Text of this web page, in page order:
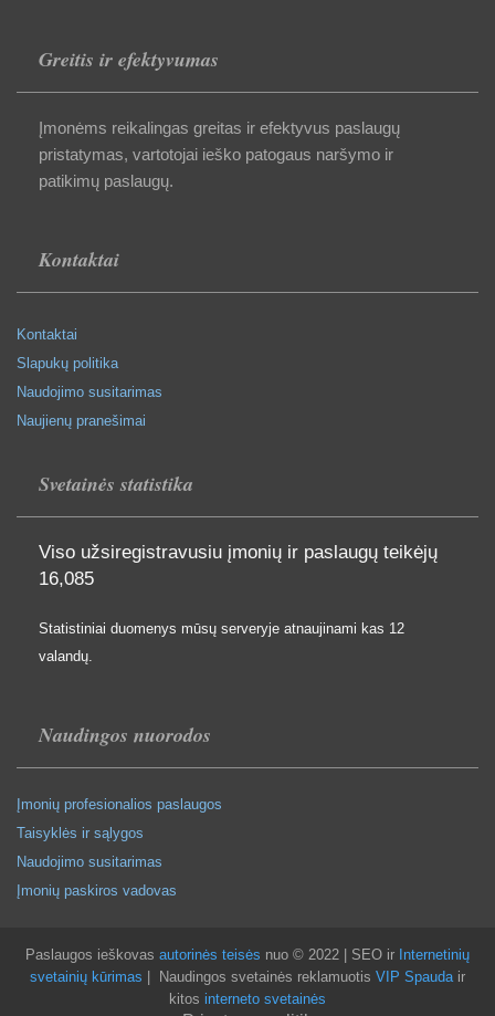
Greitis ir efektyvumas
Įmonėms reikalingas greitas ir efektyvus paslaugų
pristatymas, vartotojai ieško patogaus naršymo ir
patikimų paslaugų.
Kontaktai
Kontaktai
Slapukų politika
Naudojimo susitarimas
Naujienų pranešimai
Svetainės statistika
Viso užsiregistravusiu įmonių ir paslaugų teikėjų
16,085
Statistiniai duomenys mūsų serveryje atnaujinami kas 12
valandų.
Naudingos nuorodos
Įmonių profesionalios paslaugos
Taisyklės ir sąlygos
Naudojimo susitarimas
Įmonių paskiros vadovas
Paslaugos ieškovas autorinės teisės nuo © 2022 | SEO ir Internetinių
svetainių kūrimas | Naudingos svetainės reklamuotis VIP Spaudair
kitos interneto svetainės